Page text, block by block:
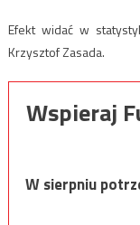
Efekt widać w
Krzysztof Zasada.
Wspieraj
W sierpniu